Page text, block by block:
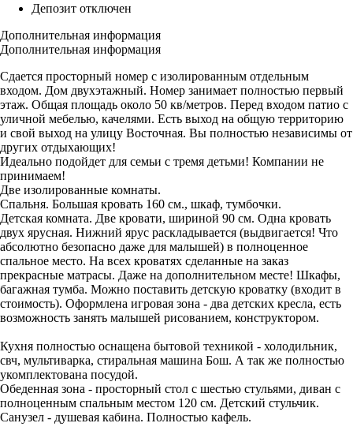
Депозит отключен
Дополнительная информация
Дополнительная информация
Сдается просторный номер с изолированным отдельным
входом. Дом двухэтажный. Номер занимает полностью первый
этаж. Общая площадь около 50 кв/метров. Перед входом патио с
уличной мебелью, качелями. Есть выход на общую территорию
и свой выход на улицу Восточная. Вы полностью независимы от
других отдыхающих!
Идеально подойдет для семьи с тремя детьми! Компании не
принимаем!
Две изолированные комнаты.
Спальня. Большая кровать 160 см., шкаф, тумбочки.
Детская комната. Две кровати, шириной 90 см. Одна кровать
двух ярусная. Нижний ярус раскладывается (выдвигается! Что
абсолютно безопасно даже для малышей) в полноценное
спальное место. На всех кроватях сделанные на заказ
прекрасные матрасы. Даже на дополнительном месте! Шкафы,
багажная тумба. Можно поставить детскую кроватку (входит в
стоимость). Оформлена игровая зона - два детских кресла, есть
возможность занять малышей рисованием, конструктором.
Кухня полностью оснащена бытовой техникой - холодильник,
свч, мультиварка, стиральная машина Бош. А так же полностью
укомплектована посудой.
Обеденная зона - просторный стол с шестью стульями, диван с
полноценным спальным местом 120 см. Детский стульчик.
Санузел - душевая кабина. Полностью кафель.